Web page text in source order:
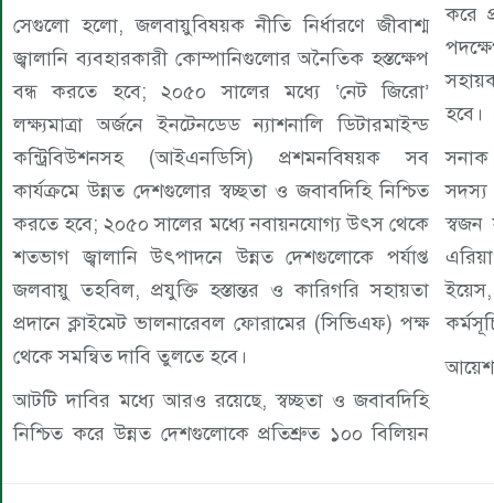
সেগুলো হলো, জলবায়ুবিষয়ক নীতি নির্ধারণে জীবাশ্ম
জ্বালানি ব্যবহারকারী কোম্পানিগুলোর অনৈতিক হস্তক্ষেপ
বন্ধ করতে হবে; ২০৫০ সালের মধ্যে ‘নেট জিরো’
লক্ষ্যমাত্রা অর্জনে ইনটেনডেড ন্যাশনালি ডিটারমাইন্ড
কন্ট্রিবিউশনসহ (আইএনডিসি) প্রশমনবিষয়ক সব
কার্যক্রমে উন্নত দেশগুলোর স্বচ্ছতা ও জবাবদিহি নিশ্চিত
করতে হবে; ২০৫০ সালের মধ্যে নবায়নযোগ্য উৎস থেকে
শতভাগ জ্বালানি উৎপাদনে উন্নত দেশগুলোকে পর্যাপ্ত
জলবায়ু তহবিল, প্রযুক্তি হস্তান্তর ও কারিগরি সহায়তা
প্রদানে ক্লাইমেট ভালনারেবল ফোরামের (সিভিএফ) পক্ষ
থেকে সমন্বিত দাবি তুলতে হবে।
আটটি দাবির মধ্যে আরও রয়েছে, স্বচ্ছতা ও জবাবদিহি
নিশ্চিত করে উন্নত দেশগুলোকে প্রতিশ্রুত ১০০ বিলিয়ন
করে
হবে।
ইয়েস,